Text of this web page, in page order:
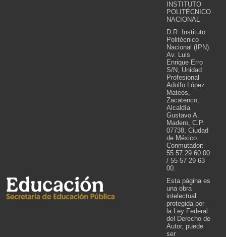
INSTITUTO
POLITÉCNICO
NACIONAL
D.R. Instituto
Politécnico
Nacional (IPN).
Av. Luis
Enrique Erro
S/N, Unidad
Profesional
Adolfo López
Mateos,
Zacatenco,
Alcaldía
Gustavo A.
Madero, C.P.
07738, Ciudad
de México.
Conmutador:
55 57 29 60 00
/ 55 57 29 63
00.
Esta página es
una obra
intelectual
protegida por
la Ley Federal
del Derecho de
Autor, puede
ser